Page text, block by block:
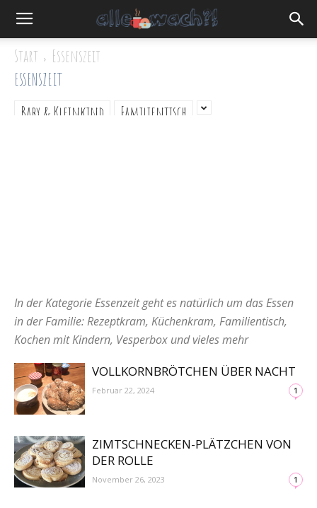
Start
Essenszeit
ESSENSZEIT
Baby & Kleinkind
Familientisch
In der Kategorie Essenzeit geht es natürlich um das Essen
in der Familie: Rezeptkram, Küchenkram, Familientisch,
Kochen mit Kindern, Vesperbox und vieles mehr
VOLLKORNBRÖTCHEN ÜBER NACHT
Februar 22, 2024 1
ZIMTSCHNECKEN-PLÄTZCHEN VON
DER ROLLE
November 26, 2023 1